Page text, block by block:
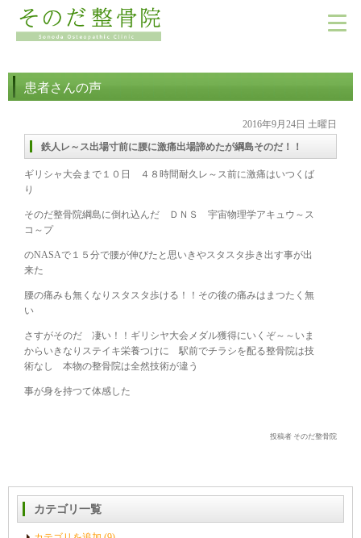
患者さんの声
2016年9月24日 土曜日
鉄人レ～ス出場寸前に腰に激痛出場諦めたが綱島そのだ！！
ギリシャ大会まで１０日 ４８時間耐久レ～ス前に激痛はいつくば
り
そのだ整骨院綱島に倒れ込んだ ＤＮＳ 宇宙物理学アキュウ～ス
コ～プ
のNASAで１５分で腰が伸びたと思いきやスタスタ歩き出す事が出
来た
腰の痛みも無くなりスタスタ歩ける！！その後の痛みはまつたく無
い
さすがそのだ 凄い！！ギリシヤ大会メダル獲得にいくぞ～～いま
からいきなりステイキ栄養つけに 駅前でチラシを配る整骨院は技
術なし 本物の整骨院は全然技術が違う
事が身を持つて体感した
投稿者 そのだ整骨院
カテゴリ一覧